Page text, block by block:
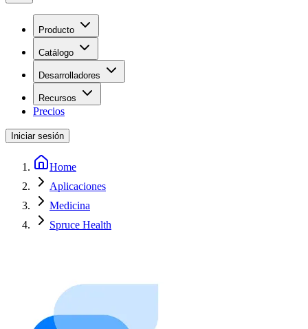
Producto
Catálogo
Desarrolladores
Recursos
Precios
Iniciar sesión
Home
Aplicaciones
Medicina
Spruce Health